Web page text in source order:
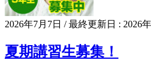
2026年7月7日 / 最終更新日 : 2026
夏期講習生募集！